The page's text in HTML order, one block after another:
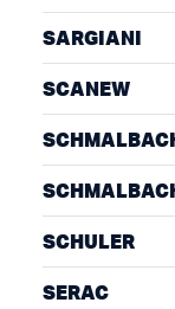
SARGIANI
SCANEW
SCHULER
SERAC